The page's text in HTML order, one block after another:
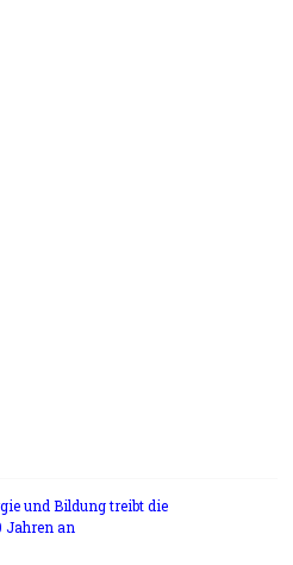
und Bildung treibt die
Jahren an